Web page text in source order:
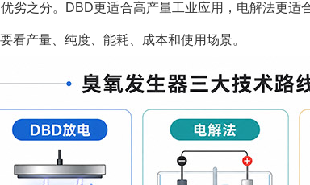
劣之分。DBD更适合高产量工业应用，电解法更适
看产量、纯度、能耗、成本和使用场景。